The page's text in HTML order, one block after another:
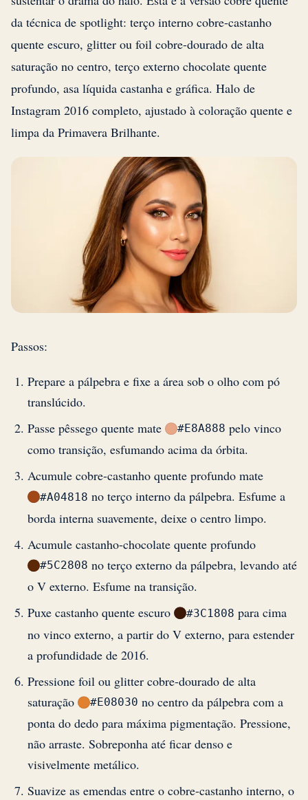
da técnica de spotlight: terço interno cobre-castanho
quente escuro, glitter ou foil cobre-dourado de alta
saturação no centro, terço externo chocolate quente
profundo, asa líquida castanha e gráfica. Halo de
Instagram 2016 completo, ajustado à coloração quente e
limpa da Primavera Brilhante.
Passos:
Prepare a pálpebra e fixe a área sob o olho com pó
translúcido.
Passe pêssego quente mate
#E8A888 pelo vinco
como transição, esfumando acima da órbita.
Acumule cobre-castanho quente profundo mate
#A04818 no terço interno da pálpebra. Esfume a
borda interna suavemente, deixe o centro limpo.
Acumule castanho-chocolate quente profundo
#5C2808 no terço externo da pálpebra, levando até
o V externo. Esfume na transição.
Puxe castanho quente escuro
#3C1808 para cima
no vinco externo, a partir do V externo, para estender
a profundidade de 2016.
Pressione foil ou glitter cobre-dourado de alta
saturação
#E08030 no centro da pálpebra com a
ponta do dedo para máxima pigmentação. Pressione,
não arraste. Sobreponha até ficar denso e
visivelmente metálico.
Suavize as emendas entre o cobre-castanho interno, o